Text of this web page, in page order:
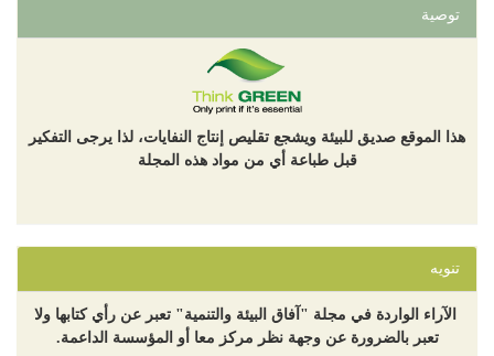
توصية
هذا الموقع صديق للبيئة ويشجع تقليص إنتاج النفايات، لذا يرجى التفكير
قبل طباعة أي من مواد هذه المجلة
تنويه
الآراء الواردة في مجلة "آفاق البيئة والتنمية" تعبر عن رأي كتابها ولا
تعبر بالضرورة عن وجهة نظر مركز معا أو المؤسسة الداعمة.